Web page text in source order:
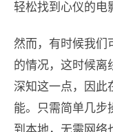
轻松找到心仪的电
然而，有时候我们
的情况，这时候离
深知这一点，因此
能。只需简单几步